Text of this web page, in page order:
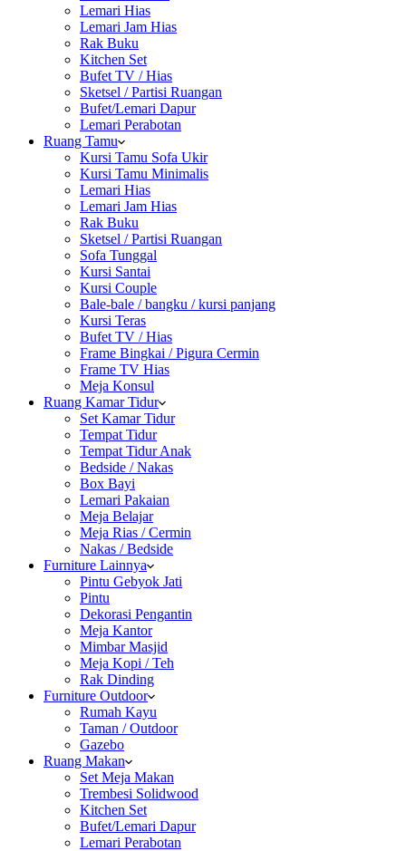
Lemari Hias
Lemari Jam Hias
Rak Buku
Kitchen Set
Bufet TV / Hias
Sketsel / Partisi Ruangan
Bufet/Lemari Dapur
Lemari Perabotan
Ruang Tamu
Kursi Tamu Sofa Ukir
Kursi Tamu Minimalis
Lemari Hias
Lemari Jam Hias
Rak Buku
Sketsel / Partisi Ruangan
Sofa Tunggal
Kursi Santai
Kursi Couple
Bale-bale / bangku / kursi panjang
Kursi Teras
Bufet TV / Hias
Frame Bingkai / Pigura Cermin
Frame TV Hias
Meja Konsul
Ruang Kamar Tidur
Set Kamar Tidur
Tempat Tidur
Tempat Tidur Anak
Bedside / Nakas
Box Bayi
Lemari Pakaian
Meja Belajar
Meja Rias / Cermin
Nakas / Bedside
Furniture Lainnya
Pintu Gebyok Jati
Pintu
Dekorasi Pengantin
Meja Kantor
Mimbar Masjid
Meja Kopi / Teh
Rak Dinding
Furniture Outdoor
Rumah Kayu
Taman / Outdoor
Gazebo
Ruang Makan
Set Meja Makan
Trembesi Solidwood
Kitchen Set
Bufet/Lemari Dapur
Lemari Perabotan